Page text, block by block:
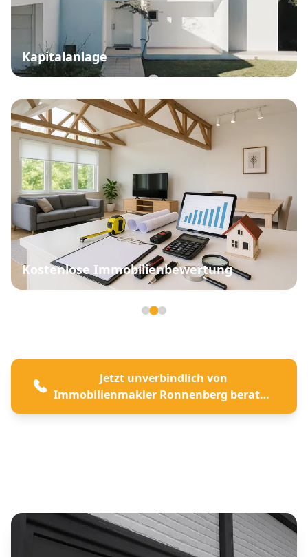
Kapitalanlage
Kostenlose Immobilienbewertung
Jetzt unverbindlich von
Immobilienmakler Ronnenberg beraten
lassen